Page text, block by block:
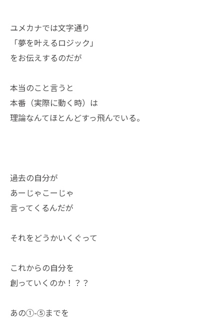
ユメカナでは文字通り
「夢を叶えるロジック」
をお伝えするのだが
本当のこと言うと
本番（実際に動く時）は
理論なんてほとんどすっ飛んでいる。
過去の自分が
あーじゃこーじゃ
言ってくるんだが
それをどうかいくぐって
これからの自分を
創っていくのか！？？
あの①-⑤までを